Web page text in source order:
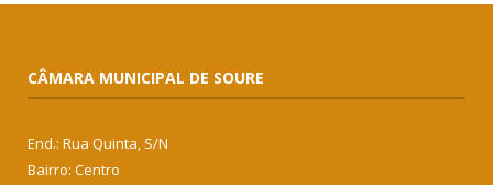
CÂMARA MUNICIPAL DE SOURE
End.: Rua Quinta, S/N
Bairro: Centro